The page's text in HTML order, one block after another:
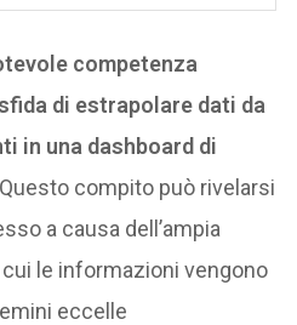
competenza
di estrapolare dati da
in una dashboard di
Questo compito può rivelarsi
a causa dell’ampia
le informazioni vengono
eccelle